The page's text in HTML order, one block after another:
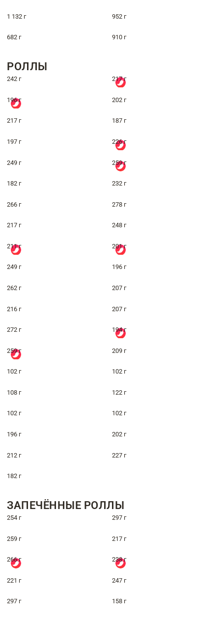
1 132 г 952 г
682 г 910 г
РОЛЛЫ
242 г 217 г
196 г 202 г
217 г 187 г
197 г 226 г
249 г 259 г
182 г 232 г
266 г 278 г
217 г 248 г
211 г 201 г
249 г 196 г
262 г 207 г
216 г 207 г
272 г 194 г
259 г 209 г
102 г 102 г
108 г 122 г
102 г 102 г
196 г 202 г
212 г 227 г
182 г
ЗАПЕЧЁННЫЕ РОЛЛЫ
254 г 297 г
259 г 217 г
266 г 238 г
221 г 247 г
297 г 158 г